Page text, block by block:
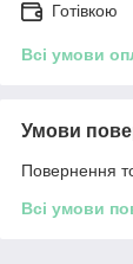
Готівкою
Всі умови
Умови
Повернення
Всі умови